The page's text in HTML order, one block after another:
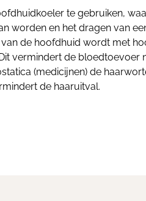
te gebruiken,
worden en het dragen van
de hoofdhuid wordt met
vermindert de bloedtoevoer
(medicijnen) de
de haaruitval.